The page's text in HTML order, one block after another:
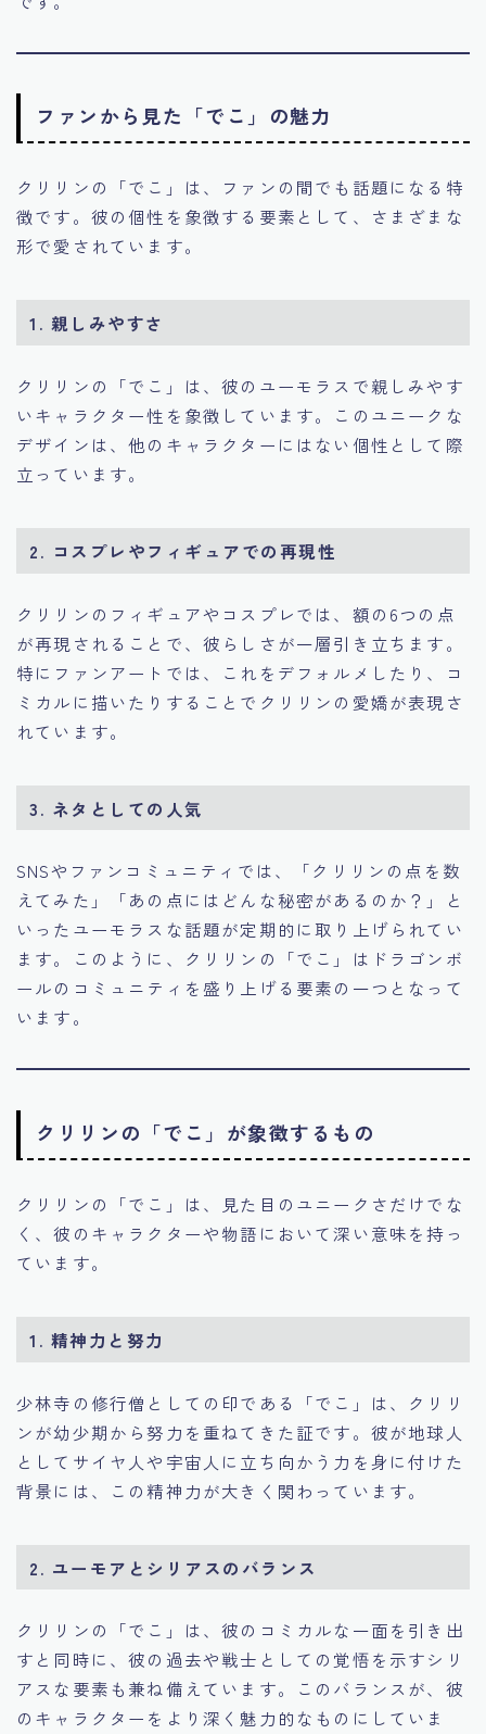
ファンから見た「でこ」の魅力
クリリンの「でこ」は、ファンの間でも話題になる特
徴です。彼の個性を象徴する要素として、さまざまな
形で愛されています。
1. 親しみやすさ
クリリンの「でこ」は、彼のユーモラスで親しみやす
いキャラクター性を象徴しています。このユニークな
デザインは、他のキャラクターにはない個性として際
立っています。
2. コスプレやフィギュアでの再現性
クリリンのフィギュアやコスプレでは、額の6つの点
が再現されることで、彼らしさが一層引き立ちます。
特にファンアートでは、これをデフォルメしたり、コ
ミカルに描いたりすることでクリリンの愛嬌が表現さ
れています。
3. ネタとしての人気
SNSやファンコミュニティでは、「クリリンの点を数
えてみた」「あの点にはどんな秘密があるのか？」と
いったユーモラスな話題が定期的に取り上げられてい
ます。このように、クリリンの「でこ」はドラゴンボ
ールのコミュニティを盛り上げる要素の一つとなって
います。
クリリンの「でこ」が象徴するもの
クリリンの「でこ」は、見た目のユニークさだけでな
く、彼のキャラクターや物語において深い意味を持っ
ています。
1. 精神力と努力
少林寺の修行僧としての印である「でこ」は、クリリ
ンが幼少期から努力を重ねてきた証です。彼が地球人
としてサイヤ人や宇宙人に立ち向かう力を身に付けた
背景には、この精神力が大きく関わっています。
2. ユーモアとシリアスのバランス
クリリンの「でこ」は、彼のコミカルな一面を引き出
すと同時に、彼の過去や戦士としての覚悟を示すシリ
アスな要素も兼ね備えています。このバランスが、彼
のキャラクターをより深く魅力的なものにしていま